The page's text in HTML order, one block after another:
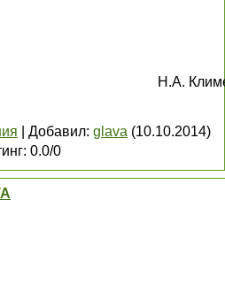
Н.А.
Добавил: glava (10.10.2014)
: 0.0/0